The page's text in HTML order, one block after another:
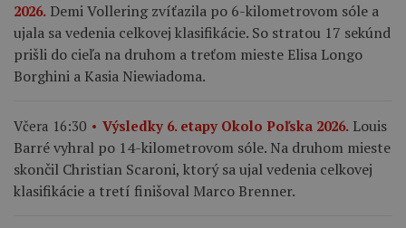
2026. Demi Vollering zvíťazila po 6-kilometrovom sóle a
ujala sa vedenia celkovej klasifikácie. So stratou 17 sekúnd
prišli do cieľa na druhom a treťom mieste Elisa Longo
Borghini a Kasia Niewiadoma.
Včera 16:30 Výsledky 6. etapy Okolo Poľska 2026. Louis
Barré vyhral po 14-kilometrovom sóle. Na druhom mieste
skončil Christian Scaroni, ktorý sa ujal vedenia celkovej
klasifikácie a tretí finišoval Marco Brenner.